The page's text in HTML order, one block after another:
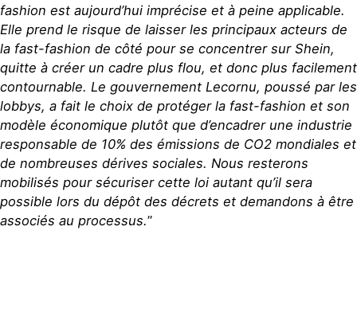
fashion est aujourd’hui imprécise et à peine applicable.
Elle prend le risque de laisser les principaux acteurs de
la fast-fashion de côté pour se concentrer sur Shein,
quitte à créer un cadre plus flou, et donc plus facilement
contournable. Le gouvernement Lecornu, poussé par les
lobbys, a fait le choix de protéger la fast-fashion et son
modèle économique plutôt que d’encadrer une industrie
responsable de 10% des émissions de CO2 mondiales et
de nombreuses dérives sociales. Nous resterons
mobilisés pour sécuriser cette loi autant qu’il sera
possible lors du dépôt des décrets et demandons à être
associés au processus.”